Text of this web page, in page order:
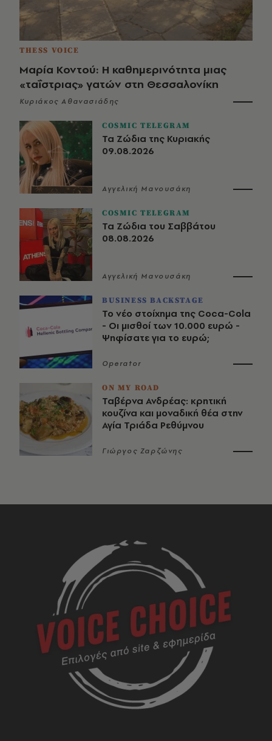
THESS VOICE
Μαρία Κοντού: Η καθημερινότητα μιας
«ταΐστριας» γατών στη Θεσσαλονίκη
Κυριάκος Αθανασιάδης
COSMIC TELEGRAM
Τα Ζώδια της Κυριακής
09.08.2026
Αγγελική Μανουσάκη
COSMIC TELEGRAM
Τα Ζώδια του Σαββάτου
08.08.2026
Αγγελική Μανουσάκη
BUSINESS BACKSTAGE
Το νέο στοίχημα της Coca-Cola
- Οι μισθοί των 10.000 ευρώ -
Ψηφίσατε για το ευρώ;
Operator
ON MY ROAD
Ταβέρνα Ανδρέας: κρητική
κουζίνα και μοναδική θέα στην
Αγία Τριάδα Ρεθύμνου
Γιώργος Ζαρζώνης